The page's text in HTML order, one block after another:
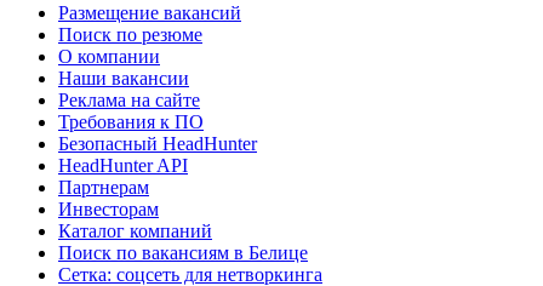
Размещение вакансий
Поиск по резюме
О компании
Наши вакансии
Реклама на сайте
Требования к ПО
Безопасный HeadHunter
HeadHunter API
Партнерам
Инвесторам
Каталог компаний
Поиск по вакансиям в Белице
Сетка: соцсеть для нетворкинга